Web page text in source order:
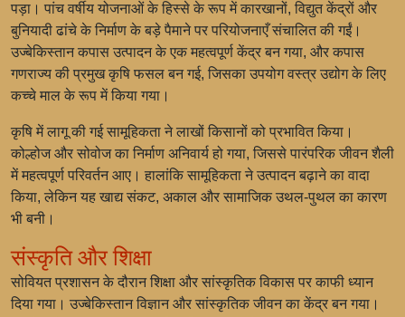
पड़ा। पांच वर्षीय योजनाओं के हिस्से के रूप में कारखानों, विद्युत केंद्रों और
बुनियादी ढांचे के निर्माण के बड़े पैमाने पर परियोजनाएँ संचालित की गईं।
उज्बेकिस्तान कपास उत्पादन के एक महत्वपूर्ण केंद्र बन गया, और कपास
गणराज्य की प्रमुख कृषि फसल बन गई, जिसका उपयोग वस्त्र उद्योग के लिए
कच्चे माल के रूप में किया गया।
कृषि में लागू की गई सामूहिकता ने लाखों किसानों को प्रभावित किया।
कोल्होज और सोवोज का निर्माण अनिवार्य हो गया, जिससे पारंपरिक जीवन शैली
में महत्वपूर्ण परिवर्तन आए। हालांकि सामूहिकता ने उत्पादन बढ़ाने का वादा
किया, लेकिन यह खाद्य संकट, अकाल और सामाजिक उथल-पुथल का कारण
भी बनी।
संस्कृति और शिक्षा
सोवियत प्रशासन के दौरान शिक्षा और सांस्कृतिक विकास पर काफी ध्यान
दिया गया। उज्बेकिस्तान विज्ञान और सांस्कृतिक जीवन का केंद्र बन गया।